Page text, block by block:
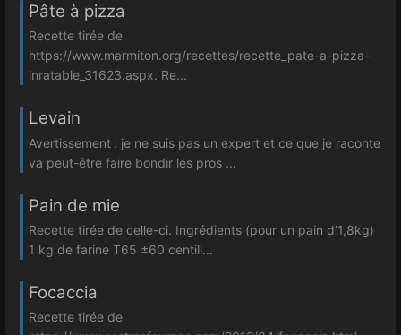
Pâte à pizza
Recette tirée de
https://www.marmiton.org/recettes/recette_pate-a-pizza-
inratable_31623.aspx. Re...
Levain
Avertissement : je ne suis pas un expert et ce que je raconte
va peut-être faire bondir les pros ...
Pain de mie
Recette tirée de celle-ci. Ingrédients (pour un pain d’1,8kg)
1 kg de farine T65 ±60 centili...
Focaccia
Recette tirée de